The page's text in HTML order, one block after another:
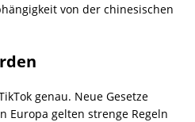
von der chinesischen
genau. Neue Gesetze
Europa gelten strenge Regeln